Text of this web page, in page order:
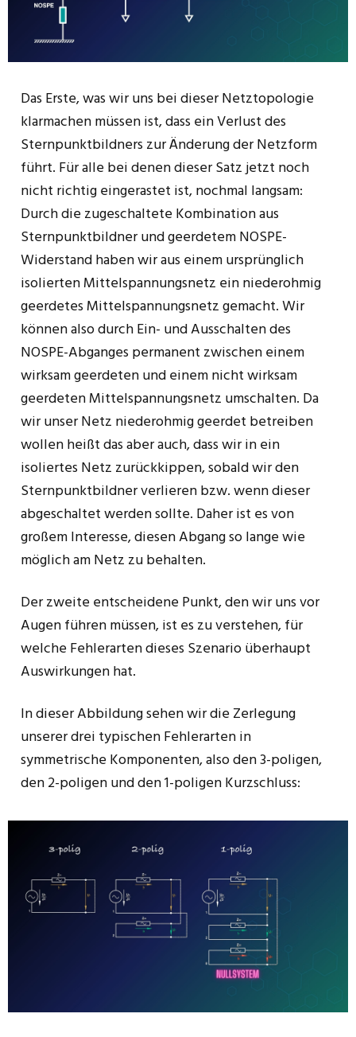
Das Erste, was wir uns bei dieser Netztopologie
klarmachen müssen ist, dass ein Verlust des
Sternpunktbildners zur Änderung der Netzform
führt. Für alle bei denen dieser Satz jetzt noch
nicht richtig eingerastet ist, nochmal langsam:
Durch die zugeschaltete Kombination aus
Sternpunktbildner und geerdetem NOSPE-
Widerstand haben wir aus einem ursprünglich
isolierten Mittelspannungsnetz ein niederohmig
geerdetes Mittelspannungsnetz gemacht. Wir
können also durch Ein- und Ausschalten des
NOSPE-Abganges permanent zwischen einem
wirksam geerdeten und einem nicht wirksam
geerdeten Mittelspannungsnetz umschalten. Da
wir unser Netz niederohmig geerdet betreiben
wollen heißt das aber auch, dass wir in ein
isoliertes Netz zurückkippen, sobald wir den
Sternpunktbildner verlieren bzw. wenn dieser
abgeschaltet werden sollte. Daher ist es von
großem Interesse, diesen Abgang so lange wie
möglich am Netz zu behalten.
Der zweite entscheidene Punkt, den wir uns vor
Augen führen müssen, ist es zu verstehen, für
welche Fehlerarten dieses Szenario überhaupt
Auswirkungen hat.
In dieser Abbildung sehen wir die Zerlegung
unserer drei typischen Fehlerarten in
symmetrische Komponenten, also den 3-poligen,
den 2-poligen und den 1-poligen Kurzschluss: